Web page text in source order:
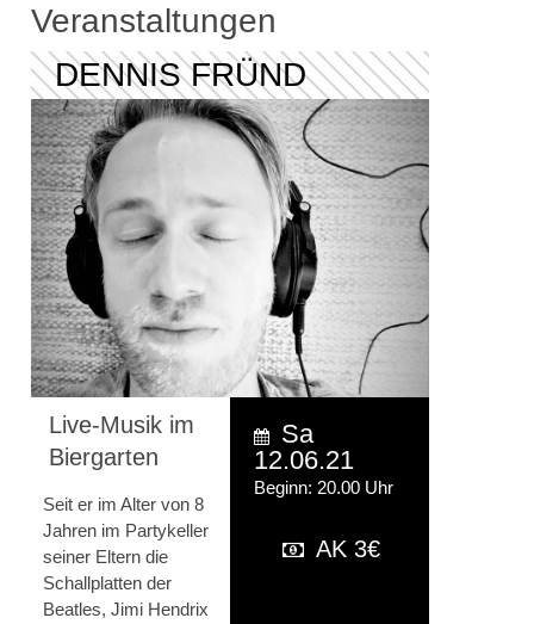
Veranstaltungen
DENNIS FRÜND
Live-Musik im
Biergarten
Seit er im Alter von 8
Jahren im Partykeller
seiner Eltern die
Schallplatten der
Beatles, Jimi Hendrix
Sa
12.06.21
Beginn: 20.00 Uhr
AK 3€